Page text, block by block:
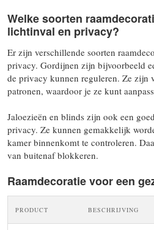
Welke soorten
lichtinval en privacy?
Er zijn verschillende soorten
privacy. Gordijnen zijn bijvoorbeeld
de privacy kunnen reguleren. Ze zijn
patronen, waardoor je ze kunt
Jaloezieën en blinds zijn ook een
privacy. Ze kunnen gemakkelijk
kamer binnenkomt te controleren.
van buitenaf blokkeren.
Raamdecoratie voor een
PRODUCT BESCHRIJVING